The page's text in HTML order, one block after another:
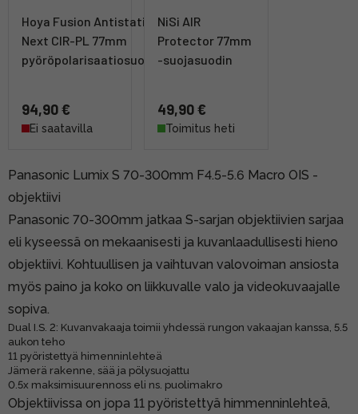
Hoya Fusion Antistatic
Next CIR-PL 77mm
pyöröpolarisaatiosuodin
94,90 €
Ei saatavilla
NiSi AIR
Protector 77mm
-suojasuodin
49,90 €
Toimitus heti
Panasonic Lumix S 70-300mm F4.5-5.6 Macro OIS -
objektiivi
Panasonic 70-300mm jatkaa S-sarjan objektiivien sarjaa
eli kyseessä on mekaanisesti ja kuvanlaadullisesti hieno
objektiivi. Kohtuullisen ja vaihtuvan valovoiman ansiosta
myös paino ja koko on liikkuvalle valo ja videokuvaajalle
sopiva.
Dual I.S. 2: Kuvanvakaaja toimii yhdessä rungon vakaajan kanssa, 5.5
aukon teho
11 pyöristettyä himenninlehteä
Jämerä rakenne, sää ja pölysuojattu
0.5x maksimisuurennoss eli ns. puolimakro
Objektiivissa on jopa 11 pyöristettyä himmenninlehteä,